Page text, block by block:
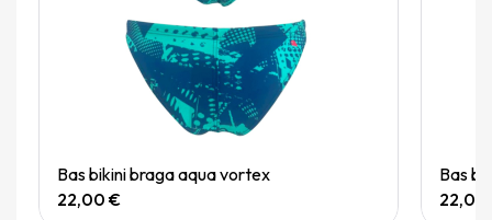
Quick View
Bas bikini braga aqua vortex
22,00 €
Bas
22,00